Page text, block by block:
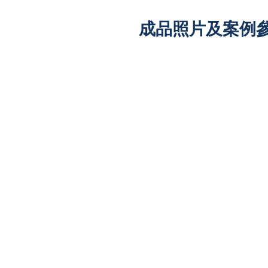
成品照片及案例